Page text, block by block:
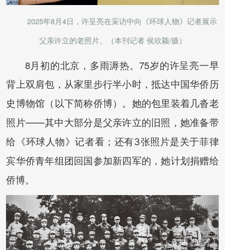
2025年8月4日，许呈亮在采访中向《环球人物》记者展示
父亲许立的老照片。（本刊记者 侯欣颖/摄）
8月初的北京，多雨溽热。75岁的许呈亮一早
背上双肩包，从家里步行半小时，抵达中国华侨历
史博物馆（以下简称侨博）。她的包里装着几沓老
照片——其中大部分是父亲许立的旧照，她准备带
给《环球人物》记者看；还有3张照片是关于菲律
宾华侨青年组团回国参加新四军的，她计划捐赠给
侨博。